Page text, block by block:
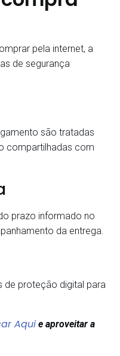
pela internet, a
de segurança
são tratadas
compartilhadas com
prazo informado no
da entrega.
de proteção digital para
Clicar Aqui e aproveitar a